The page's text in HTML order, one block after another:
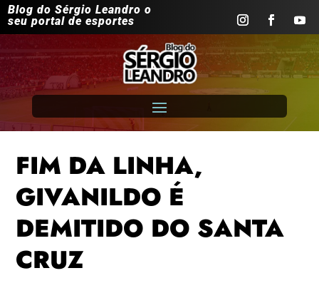
Blog do Sérgio Leandro o
seu portal de esportes
FIM DA LINHA,
GIVANILDO É
DEMITIDO DO SANTA
CRUZ